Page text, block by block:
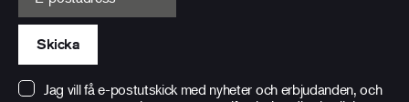
Skicka
Jag vill få e-postutskick med nyheter och erbjudanden, och